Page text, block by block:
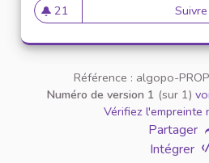
21
21 abonnés
Suivre
Référence : algopo-
Numéro de version 1 (sur 1)
Vérifiez l'empreinte
Partager
Intégrer